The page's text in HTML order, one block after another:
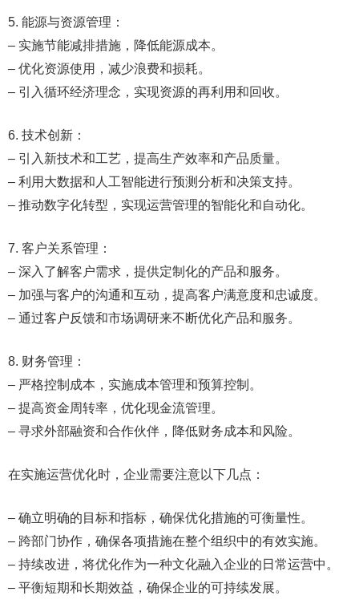
5. 能源与资源管理：
– 实施节能减排措施，降低能源成本。
– 优化资源使用，减少浪费和损耗。
– 引入循环经济理念，实现资源的再利用和回收。
6. 技术创新：
– 引入新技术和工艺，提高生产效率和产品质量。
– 利用大数据和人工智能进行预测分析和决策支持。
– 推动数字化转型，实现运营管理的智能化和自动化。
7. 客户关系管理：
– 深入了解客户需求，提供定制化的产品和服务。
– 加强与客户的沟通和互动，提高客户满意度和忠诚度。
– 通过客户反馈和市场调研来不断优化产品和服务。
8. 财务管理：
– 严格控制成本，实施成本管理和预算控制。
– 提高资金周转率，优化现金流管理。
– 寻求外部融资和合作伙伴，降低财务成本和风险。
在实施运营优化时，企业需要注意以下几点：
– 确立明确的目标和指标，确保优化措施的可衡量性。
– 跨部门协作，确保各项措施在整个组织中的有效实施。
– 持续改进，将优化作为一种文化融入企业的日常运营中。
– 平衡短期和长期效益，确保企业的可持续发展。